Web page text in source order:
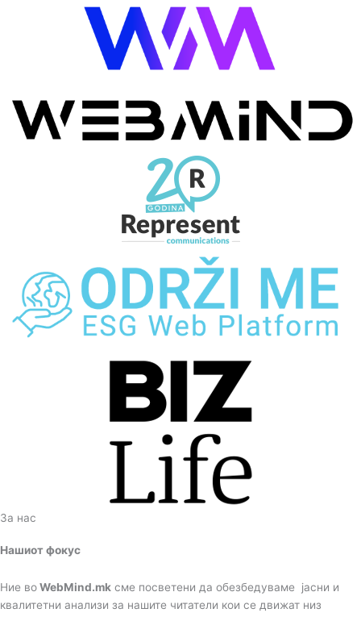
За нас
Нашиот фокус
Ние воWebMind.mk сме посветени да обезбедуваме јасни и
квалитетни анализи за нашите читатели кои се движат низ